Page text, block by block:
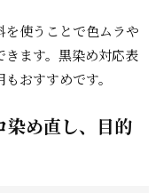
を使うことで色ムラや
ます。黒染め対応表
おすすめです。
め直し、目的